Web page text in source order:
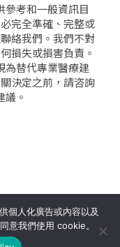
參考和一般資訊目
完全準確、完整或
絡我們。我們不對
損失或損害負責。
為替代專業醫療建
決定之前，請咨詢
。
用條款
公司by isualsense
個人化廣告或內容以及
意我們使用 cookie。